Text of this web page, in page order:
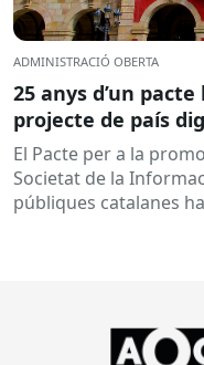
ADMINISTRACIÓ OBERTA
25 anys d’un
projecte de país
El Pacte per a la
Societat de la
públiques catalanes